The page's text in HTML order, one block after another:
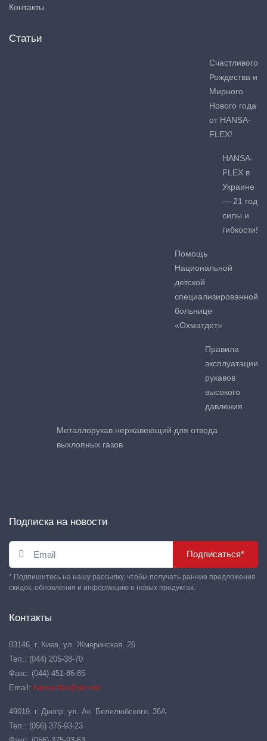
Контакты
Статьи
Счастливого
Рождества и
Мирного
Нового года
от HANSA-
FLEX!
HANSA-
FLEX в
Украине
— 21 год
силы и
гибкости!
Помощь
Национальной
детской
специализированной
больнице
«Охматдет»
Правила
эксплуатации
рукавов
высокого
давления
Металлорукав нержавеющий для отвода
выхлопных газов
Подписка на новости
Подписаться*
* Подпишитесь на нашу рассылку, чтобы получать ранние предложения
скидок, обновления и информацию о новых продуктах.
Контакты
03146, г. Киев, ул. Жмеринская, 26
Тел.: (044) 205-38-70
Факс: (044) 451-86-85
Email: hansa-flex@ukr.net
49019, г. Днепр, ул. Ак. Белелюбского, 36А
Тел.: (056) 375-93-23